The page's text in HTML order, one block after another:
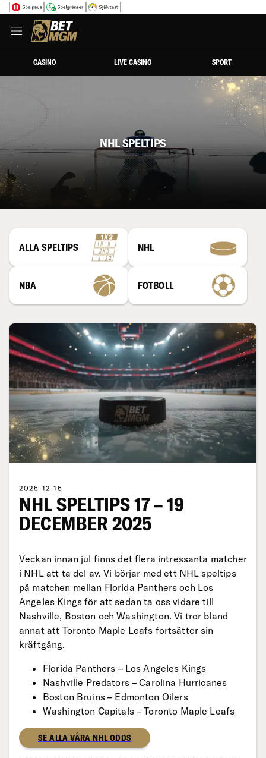
CASINO LIVE CASINO SPORT
NHL SPELTIPS
ALLA SPELTIPS NHL
NBA FOTBOLL
2025-12-15
NHL SPELTIPS 17 – 19
DECEMBER 2025
Veckan innan jul finns det flera intressanta matcher
i NHL att ta del av. Vi börjar med ett NHL speltips
på matchen mellan Florida Panthers och Los
Angeles Kings för att sedan ta oss vidare till
Nashville, Boston och Washington. Vi tror bland
annat att Toronto Maple Leafs fortsätter sin
kräftgång.
Florida Panthers – Los Angeles Kings
Nashville Predators – Carolina Hurricanes
Boston Bruins – Edmonton Oilers
Washington Capitals – Toronto Maple Leafs
SE ALLA VÅRA NHL ODDS